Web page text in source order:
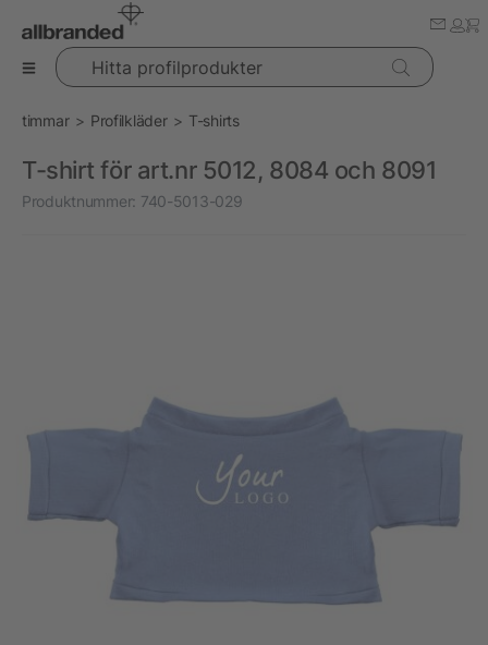
Hitta profilprodukter
timmar Profilkläder T-shirts
T-shirt för art.nr 5012, 8084 och 8091
Produktnummer: 740-5013-029